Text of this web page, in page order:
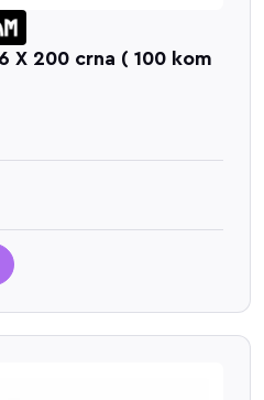
X 200 crna ( 100 kom